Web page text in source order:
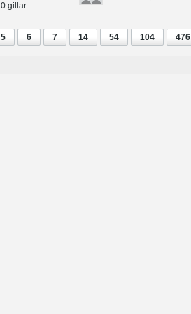
0 gillar
5 6 7 14 54 104 476